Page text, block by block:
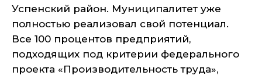
Успенский район. Муниципалитет уже
полностью реализовал свой потенциал.
Все 100 процентов предприятий,
подходящих под критерии федерального
проекта «Производительность труда»,